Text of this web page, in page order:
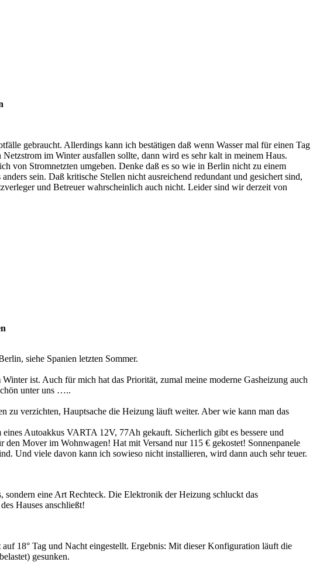
gebraucht. Allerdings kann ich bestätigen daß wenn Wasser mal für einen Tag
im Winter ausfallen sollte, dann wird es sehr kalt in meinem Haus.
von Stromnetzten umgeben. Denke daß es so wie in Berlin nicht zu einem
sein. Daß kritische Stellen nicht ausreichend redundant und gesichert sind,
und Betreuer wahrscheinlich auch nicht. Leider sind wir derzeit von
siehe Spanien letzten Sommer.
ist. Auch für mich hat das Priorität, zumal meine moderne Gasheizung auch
unter uns …..
zu verzichten, Hauptsache die Heizung läuft weiter. Aber wie kann man das
Autoakkus VARTA 12V, 77Ah gekauft. Sicherlich gibt es bessere und
Mover im Wohnwagen! Hat mit Versand nur 115 € gekostet! Sonnenpanele
Und viele davon kann ich sowieso nicht installieren, wird dann auch sehr teuer.
eine Art Rechteck. Die Elektronik der Heizung schluckt das
Hauses anschließt!
18° Tag und Nacht eingestellt. Ergebnis: Mit dieser Konfiguration läuft die
gesunken.